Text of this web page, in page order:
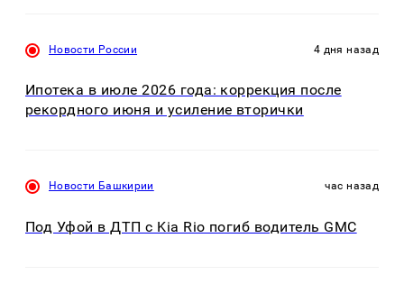
Новости России 4 дня назад
Ипотека в июле 2026 года: коррекция после
рекордного июня и усиление вторички
Новости Башкирии час назад
Под Уфой в ДТП с Kia Rio погиб водитель GMC